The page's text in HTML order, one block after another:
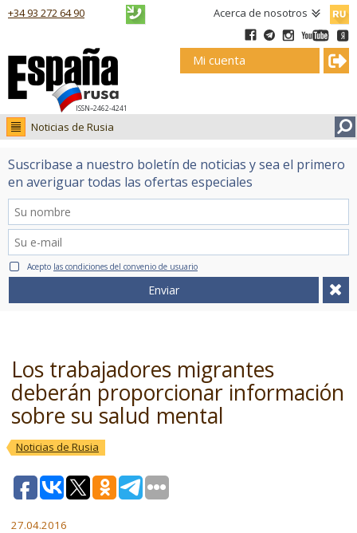
Acerca de nosotros
ISSN–2462-4241
+34 93 272 64 90
Mi cuenta
Noticias de Rusia
Noticias de Rusia
Fotos
Suscribase a nuestro boletín de noticias y sea el primero
en averiguar todas las ofertas especiales
Acepto las condiciones del convenio de usuario
Enviar
Los trabajadores migrantes
deberán proporcionar información
sobre su salud mental
Noticias de Rusia
27.04.2016